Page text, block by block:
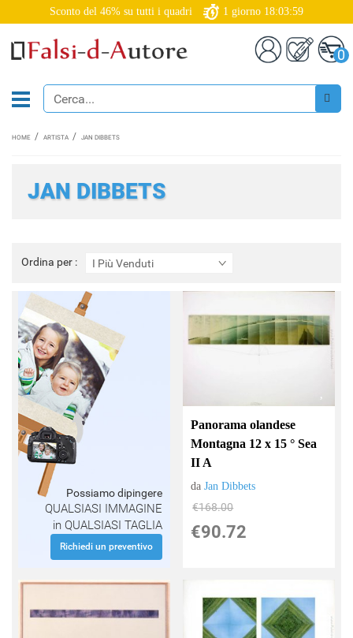
Sconto del 46% su tutti i quadri 1 giorno 18:03:59
0
HOME ARTISTA JAN DIBBETS
JAN DIBBETS
Ordina per : I Più Venduti
Ordina
per
Possiamo dipingere
QUALSIASI IMMAGINE
in QUALSIASI TAGLIA
Richiedi un preventivo
Panorama olandese
Montagna 12 x 15 ° Sea
II A
daJan Dibbets
€168.00
€90.72